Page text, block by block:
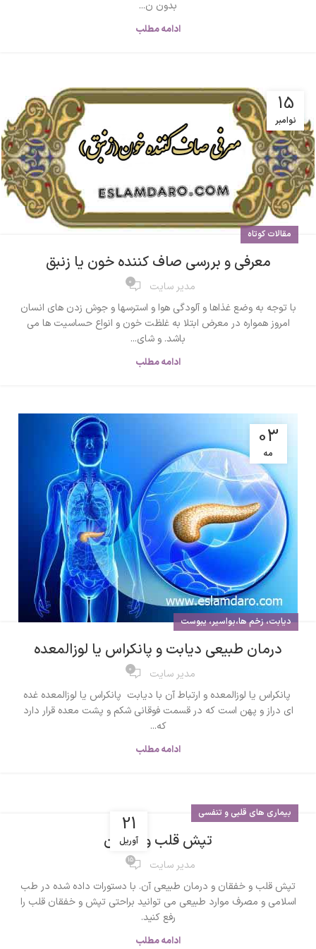
بدون ن...
ادامه مطلب
15
نوامبر
مقالات کوتاه
معرفی و بررسی صاف کننده خون یا زنبق
مدیر سایت 0
با توجه به وضع غذاها و آلودگی هوا و استرسها و جوش زدن های انسان
امروز همواره در معرض ابتلا به غلظت خون و انواع حساسیت ها می
باشد. و شای...
ادامه مطلب
03
مه
دیابت، زخم ها،بواسیر، یبوست
درمان طبیعی دیابت و پانکراس یا لوزالمعده
مدیر سایت 0
پانکراس یا لوزالمعده و ارتباط آن با دیابت پانکراس یا لوزالمعده غده
ای دراز و پهن است که در قسمت فوقانی شکم و پشت معده قرار دارد
که...
ادامه مطلب
21
آوریل
بیماری های قلبی و تنفسی
تپش قلب و خفقان
مدیر سایت 15
تپش قلب و خفقان و درمان طبیعی آن. با دستورات داده شده در طب
اسلامی و مصرف موارد طبیعی می توانید براحتی تپش و خفقان قلب را
رفع کنید.
ادامه مطلب